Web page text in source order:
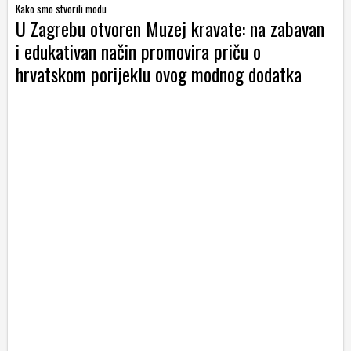
Kako smo stvorili modu
U Zagrebu otvoren Muzej kravate: na zabavan
i edukativan način promovira priču o
hrvatskom porijeklu ovog modnog dodatka